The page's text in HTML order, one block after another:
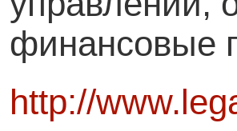
финансовые
http://